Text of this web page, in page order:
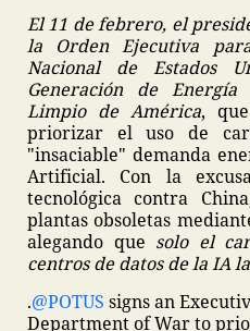
El 11 de febrero, el
la Orden Ejecutiva
Nacional de Estados
Generación de
Limpio de América,
priorizar el uso de
"insaciable" demanda
Artificial. Con la
tecnológica contra
plantas obsoletas
alegando que solo el
centros de datos de la IA
.@POTUS signs an
Department of War to